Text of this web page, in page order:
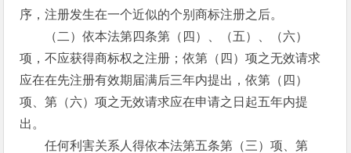
序，注册发生在一个近似的个别商标注册之后。
（二）依本法第四条第（四）、（五）、（六）
项，不应获得商标权之注册；依第（四）项之无效请求
应在在先注册有效期届满后三年内提出，依第（四）
项、第（六）项之无效请求应在申请之日起五年内提
出。
任何利害关系人得依本法第五条第（三）项、第